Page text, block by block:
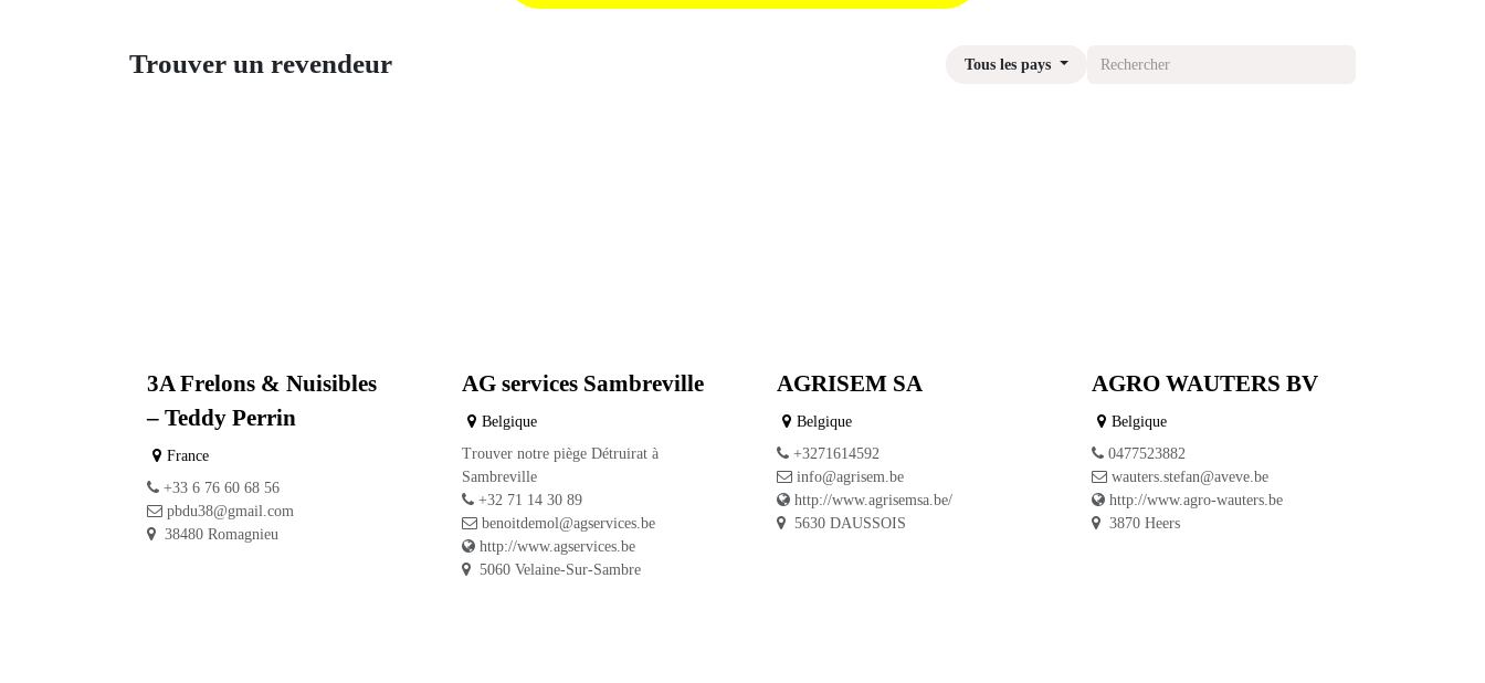
Trouver un revendeur Tous les pays
3A Frelons &
Nuisibles – Teddy
Perrin
France
+33 6 76 60 68 56
pbdu38@gmail.com
AG services
Sambreville
Belgique
Trouver notre piège Détruirat à
Sambreville
+32 71 14 30 89
benoitdemol@agservices.be
http://www.agservices.be
AGRISEM SA
Belgique
+3271614592
info@agrisem.be
http://www.agrisemsa.be/
5630 DAUSSOIS
AGRO WAUTERS BV
Belgique
0477523882
wauters.stefan@aveve.be
http://www.agro-wauters.be
3870 Heers